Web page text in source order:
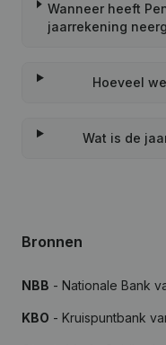
Wanneer heeft
jaarrekening
Hoeveel
Wat is de
Bronnen
NBB - Nationale Bank
KBO - Kruispuntbank